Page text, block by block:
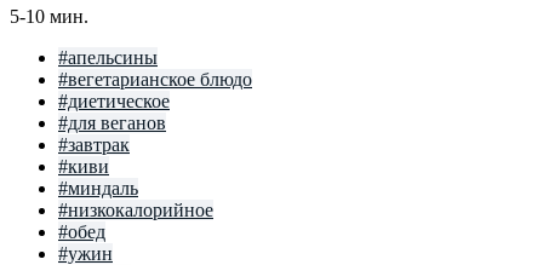
5-10 мин.
#апельсины
#вегетарианское блюдо
#диетическое
#для веганов
#завтрак
#киви
#миндаль
#низкокалорийное
#обед
#ужин